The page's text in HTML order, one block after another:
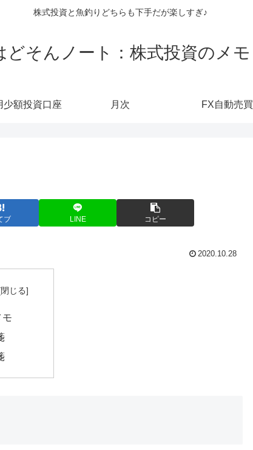
株式投資と魚釣りどちらも下手だが楽しすぎ♪
どそんノート：株式投資のメモ
少額投資口座 月次 FX自動売買
ブ LINE コピー
2020.10.28
モ